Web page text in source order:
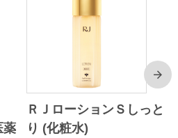
薬
ＲＪローションＳしっと
り (化粧水)
次